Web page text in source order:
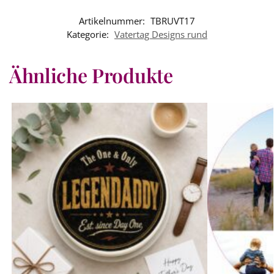
Artikelnummer: TBRUVT17
Kategorie: Vatertag Designs rund
Ähnliche Produkte